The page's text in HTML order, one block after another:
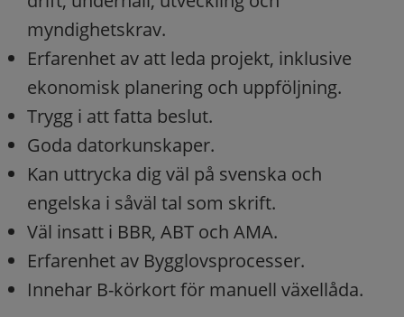
myndighetskrav.
Erfarenhet av att leda projekt, inklusive
ekonomisk planering och uppföljning.
Trygg i att fatta beslut.
Goda datorkunskaper.
Kan uttrycka dig väl på svenska och
engelska i såväl tal som skrift.
Väl insatt i BBR, ABT och AMA.
Erfarenhet av Bygglovsprocesser.
Innehar B-körkort för manuell växellåda.